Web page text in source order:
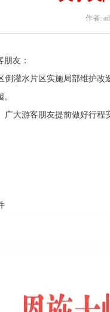
作者:
友：
倒灌水片区实施局部维护改
广大游客朋友提前做好行